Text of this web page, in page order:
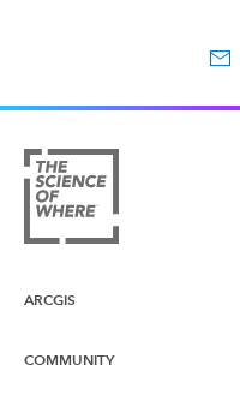
ARCGIS
ArcGIS – Überblick
COMMUNITY